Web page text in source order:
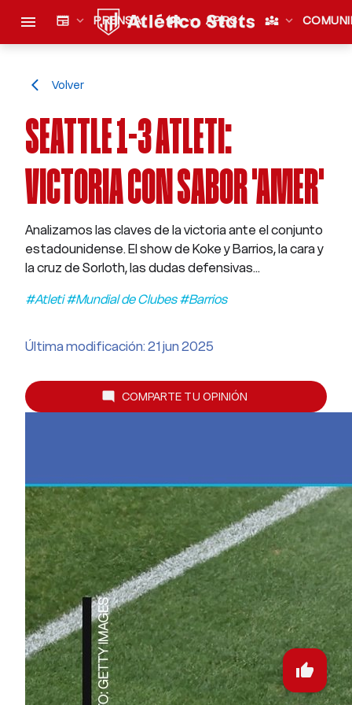
menu newspaper expand_more PRENSA sports_esports expand_more APPS diversity_3 expand_more
thumb_up
arrow_back_ios Volver
SEATTLE 1-3 ATLETI:
VICTORIA CON SABOR 'AMER'
Analizamos las claves de la victoria ante el conjunto
estadounidense. El show de Koke y Barrios, la cara y
la cruz de Sorloth, las dudas defensivas...
#Atleti #Mundial de Clubes #Barrios
Última modificación: 21 jun 2025
mode_comment COMPARTE TU OPINIÓN